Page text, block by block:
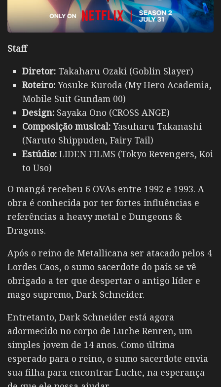
Staff
Diretor: Takaharu Ozaki (Goblin Slayer)
Roteiro: Yosuke Kuroda (My Hero Academia,
Mobile Suit Gundam 00)
Design: Sayaka Ono (CROSS ANGE)
Composição musical: Yasuharu Takanashi
(Naruto Shippuden, Fairy Tail)
Estúdio: LIDEN FILMS (Tokyo Revengers, Koi
to Uso)
O mangá recebeu 6 OVAs entre 1992 e 1993. A
obra é conhecida por ter fortes influências e
referências a heavy metal e Dungeons &
Dragons.
Após o reino de Metallicana ser atacado pelos 4
Lordes Caos, o sumo sacerdote do país se vê
obrigado a ter que despertar o antigo líder e
mago supremo, Dark Schneider.
Entretanto, Dark Schneider está agora
adormecido no corpo de Luche Renren, um
simples jovem de 14 anos. Como última
esperado para o reino, o sumo sacerdote envia
sua filha para encontrar Luche, na esperança